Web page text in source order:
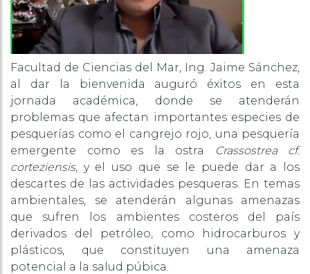
Facultad de Ciencias del Mar, Ing. Jaime Sánchez,
al dar la bienvenida auguró éxitos en esta
jornada académica, donde se atenderán
problemas que afectan importantes especies de
pesquerías como el cangrejo rojo, una pesquería
emergente como es la ostra
Crassostrea cf.
corteziensis, y el uso que se le puede dar a los
descartes de las actividades pesqueras. En temas
ambientales, se atenderán algunas amenazas
que sufren los ambientes costeros del país
derivados del petróleo, como hidrocarburos y
plásticos, que constituyen una amenaza
potencial a la salud púbica.